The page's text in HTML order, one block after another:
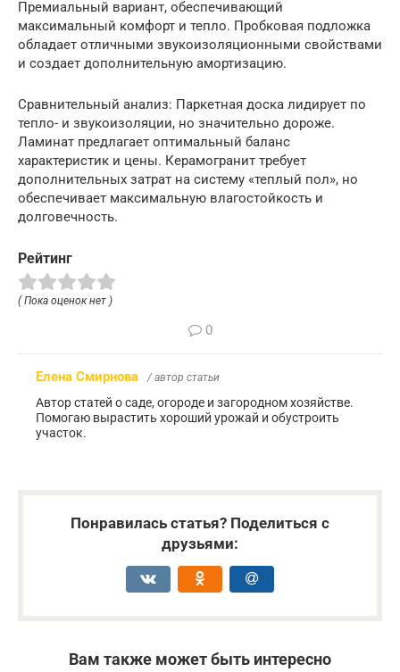
Премиальный вариант, обеспечивающий
максимальный комфорт и тепло. Пробковая подложка
обладает отличными звукоизоляционными свойствами
и создает дополнительную амортизацию.
Сравнительный анализ: Паркетная доска лидирует по
тепло- и звукоизоляции, но значительно дороже.
Ламинат предлагает оптимальный баланс
характеристик и цены. Керамогранит требует
дополнительных затрат на систему «теплый пол», но
обеспечивает максимальную влагостойкость и
долговечность.
Рейтинг
( Пока оценок нет )
0
Елена Смирнова / автор статьи
Автор статей о саде, огороде и загородном хозяйстве.
Помогаю вырастить хороший урожай и обустроить
участок.
Понравилась статья? Поделиться с
друзьями:
Вам также может быть интересно